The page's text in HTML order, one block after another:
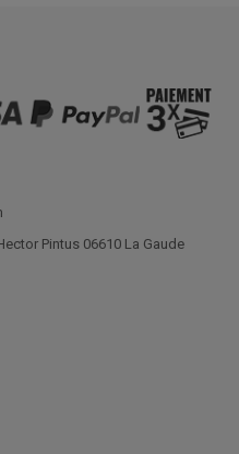
Pintus 06610 La Gaude